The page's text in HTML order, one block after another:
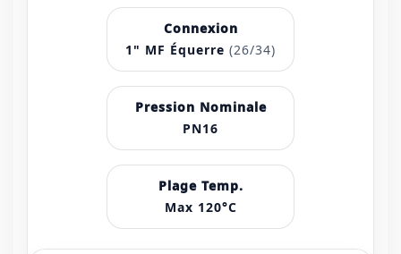
Connexion
1" MF Équerre (26/34)
Pression Nominale
PN16
Plage Temp.
Max 120°C